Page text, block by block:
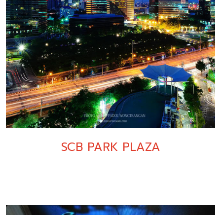
SCB PARK PLAZA